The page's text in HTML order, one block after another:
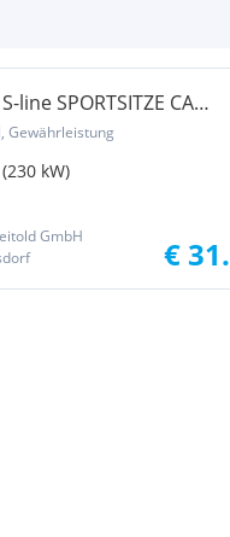
SPORTSITZE CAM
Gewährleistung
(230 kW)
GmbH
€